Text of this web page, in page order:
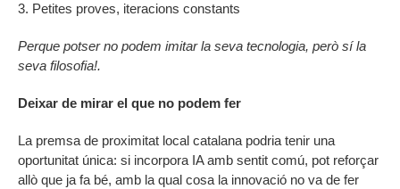
3. Petites proves, iteracions constants
Perque potser no podem imitar la seva tecnologia, però sí la
seva filosofia!.
Deixar de mirar el que no podem fer
La premsa de proximitat local catalana podria tenir una
oportunitat única: si incorpora IA amb sentit comú, pot reforçar
allò que ja fa bé, amb la qual cosa la innovació no va de fer